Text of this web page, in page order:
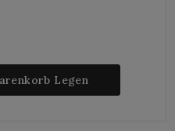
Legen